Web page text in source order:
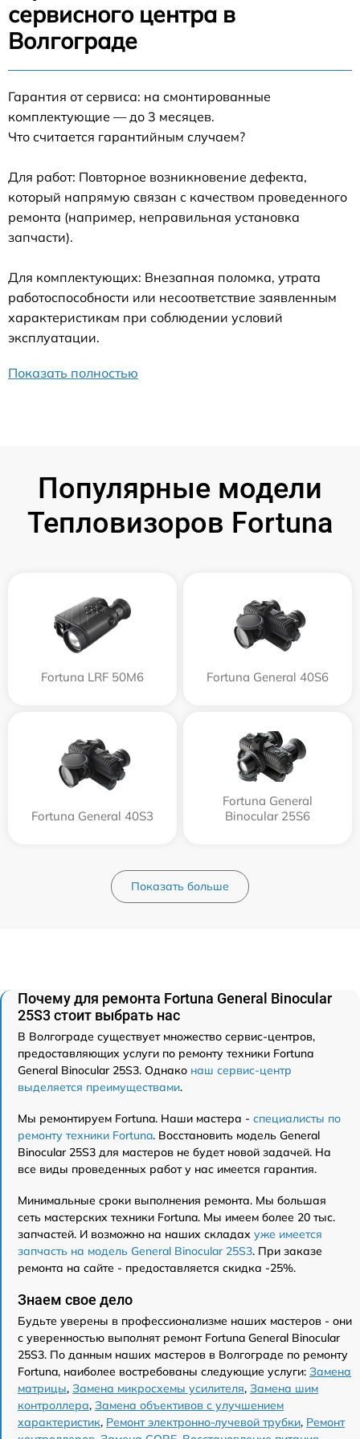
сервисного центра в
Волгограде
Гарантия от сервиса: на смонтированные
комплектующие — до 3 месяцев.
Что считается гарантийным случаем?
Для работ: Повторное возникновение дефекта,
который напрямую связан с качеством проведенного
ремонта (например, неправильная установка
запчасти).
Для комплектующих: Внезапная поломка, утрата
работоспособности или несоответствие заявленным
характеристикам при соблюдении условий
эксплуатации.
Показать полностью
Популярные модели
Тепловизоров Fortuna
Fortuna LRF 50M6 Fortuna General 40S6
Fortuna General 40S3
Fortuna General
Binocular 25S6
Показать больше
Почему для ремонта Fortuna General Binocular
25S3 стоит выбрать нас
В Волгограде существует множество сервис-центров,
предоставляющих услуги по ремонту техники Fortuna
General Binocular 25S3. Однако наш сервис-центр
выделяется преимуществами.
Мы ремонтируем Fortuna. Наши мастера - специалисты по
ремонту техники Fortuna. Восстановить модель General
Binocular 25S3 для мастеров не будет новой задачей. На
все виды проведенных работ у нас имеется гарантия.
Минимальные сроки выполнения ремонта. Мы большая
сеть мастерских техники Fortuna. Мы имеем более 20 тыс.
запчастей. И возможно на наших складах уже имеется
запчасть на модель General Binocular 25S3. При заказе
ремонта на сайте - предоставляется скидка -25%.
Знаем свое дело
Будьте уверены в профессионализме наших мастеров - они
с уверенностью выполнят ремонт Fortuna General Binocular
25S3. По данным наших мастеров в Волгограде по ремонту
Fortuna, наиболее востребованы следующие услуги: Замена
матрицы, Замена микросхемы усилителя, Замена шим
контроллера, Замена объективов с улучшением
характеристик, Ремонт электронно-лучевой трубки, Ремонт